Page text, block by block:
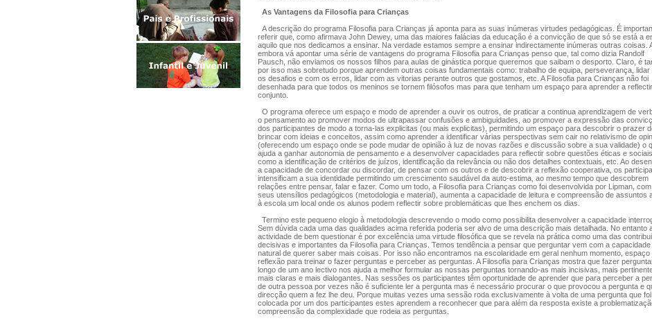
As Vantagens da Filosofia para Crianças
A descrição do programa Filosofia para Crianças já aponta para as suas inúmeras virtudes pedagógicas. É
referir que, como afirmava John Dewey, uma das maiores falácias da educação é a convicção de que só se está a
aquilo que nos dedicamos a ensinar. Na verdade estamos sempre a ensinar indirectamente inúmeras outras coisas.
embora vá apontar uma série de vantagens do programa Filosofia para Crianças penso que, tal como dizia Randolf
Pausch, não enviamos os nossos filhos para aulas de ginástica porque queremos que saibam o desporto. Claro, é
por isso mas sobretudo porque aprendem outras coisas fundamentais como: trabalho de equipa, perseverança, lidar
os desafios e com os erros, lidar com as vitorias perante outros que gostamos, etc. A Filosofia para Crianças não foi
desenhada para que todos os meninos se tornem filósofos mas para que tenham um espaço para aprender a
conjunto.
O programa oferece um espaço e modo de aprender a ouvir os outros, de praticar a continua aprendizagem de
o pensamento ao promover modos de ultrapassar confusões e ambiguidades, ao promover a expressão das
dos participantes de modo a torna-las explicitas (ou mais explicitas), permitindo um espaço para descobrir o prazer
brincar com ideias e conceitos, assim como aprender a identificar várias perspectivas sem cair no relativismo de
(oferecendo um espaço onde se pode mudar de opinião à luz de novas razões e discussão sobre a sua validade) o
ajuda a ganhar autonomia de pensamento e a desenvolver capacidades para reflectir sobre questões éticas e sociais,
como a identificação de critérios de juízos, identificação da relevância ou não dos detalhes contextuais, etc. Ao
a capacidade de concordar ou discordar, de pensar com os outros e de descobrir a reflexão cooperativa, os
intensificam a sua identidade permitindo um crescimento saudável da auto-estima, ao mesmo tempo que descobrem
relações entre pensar, falar e fazer. Como um todo, a Filosofia para Crianças como foi desenvolvida por Lipman,
seus utensílios pedagógicos (metodologia e material), aumenta a capacidade de leitura e compreensão de assuntos
à escola um local onde os alunos podem reflectir sobre problemáticas que lhes enchem os dias.
Termino este pequeno elogio à metodologia descrevendo o modo como possibilita desenvolver a capacidade
Sem dúvida cada uma das qualidades acima referida poderia ser alvo de uma descrição mais detalhada. No entanto
actividade de bem questionar é por excelência uma virtude filosófica que se revela na prática como uma das
decisivas e importantes da Filosofia para Crianças. Temos tendência a pensar que perguntar vem com a capacidade
natural de querer saber mais coisas. Por isso não encontramos na escolaridade em geral nenhum momento, espaço
reflexão para treinar o fazer perguntas e perceber as perguntas. A Filosofia para Crianças mostra que fazer
longo de um ano lectivo nos ajuda a melhor formular as nossas perguntas tornando-as mais incisivas, mais
mais claras e mais dialogantes. Nas sessões os participantes têm oportunidade de aprender que para perceber a
de outra pessoa por vezes não é suficiente ler a pergunta mas é necessário procurar o que provocou a pergunta e
direcção quem a fez lhe deu. Porque muitas vezes uma sessão roda exclusivamente à volta de uma pergunta que foi
colocada por um dos participantes estes aprendem a reconhecer que para além da resposta existe a
compreensão da complexidade que rodeia as perguntas.